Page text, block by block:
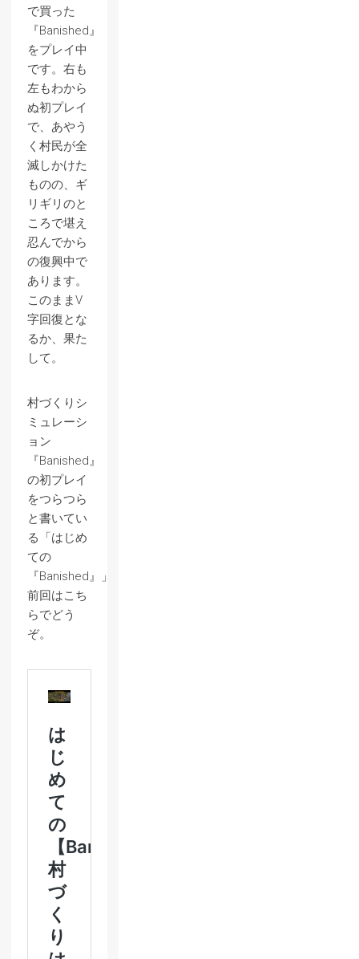
で買った
『Banished』
をプレイ中
です。右も
左もわから
ぬ初プレイ
で、あやう
く村民が全
滅しかけた
ものの、ギ
リギリのと
ころで堪え
忍んでから
の復興中で
あります。
このままV
字回復とな
るか、果た
して。
村づくりシ
ミュレーシ
ョン
『Banished』
の初プレイ
をつらつら
と書いてい
る「はじめ
ての
『Banished』」、
前回はこち
らでどう
ぞ。